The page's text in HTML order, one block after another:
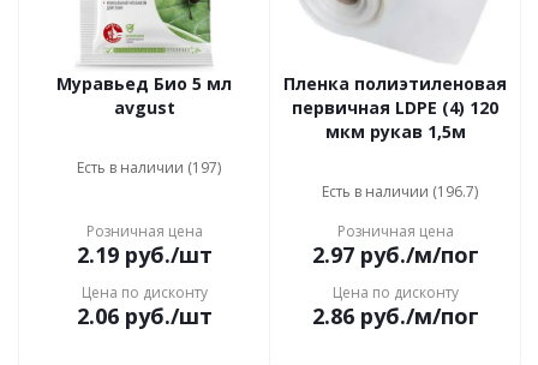
Муравьед Био 5 мл
avgust
Есть в наличии (197)
Розничная цена
2.19руб./шт
Цена по дисконту
2.06руб./шт
Пленка полиэтиленовая
первичная LDPE (4) 120
мкм рукав 1,5м
Есть в наличии (196.7)
Розничная цена
2.97руб./м/пог
Цена по дисконту
2.86руб./м/пог